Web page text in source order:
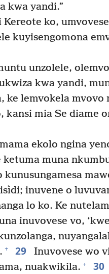
kwa yandi.”
ko,
kuyisengomona
unzolele,
kwa yandi,
ke lemvokela mvovo
mia Se diame
ekolo ngina
ketuma muna
inuvene o
lo ko. Ke
inuvovese vo,
+ 29
Inuvovese wo
nuakwikila. + 30